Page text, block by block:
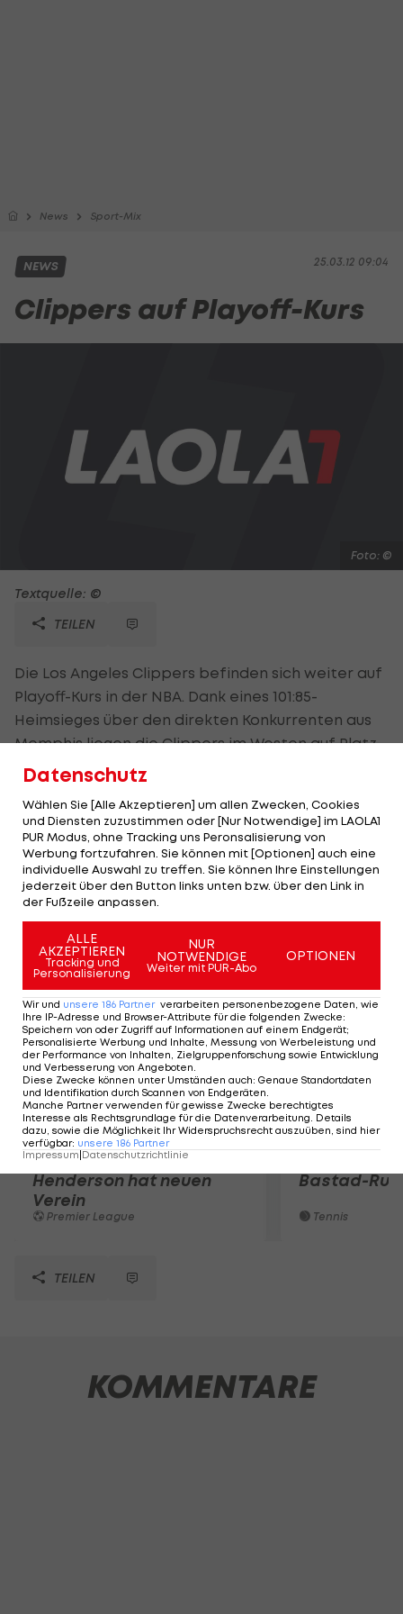
News Sport-Mix
25.03.12 09:04
NEWS
Clippers auf Playoff-Kurs
Foto: ©
Textquelle: ©
TEILEN
Die Los Angeles Clippers befinden sich weiter auf
Playoff-Kurs in der NBA. Dank eines 101:85-
Heimsieges über den direkten Konkurrenten aus
Memphis liegen die Clippers im Westen auf Platz
vier, die Grizzlies rangieren an Position sechs. Die
Hornets zu einem 89:86-Erfolg, Atlanta bezwingt
Washington 95:92. Die Pacers fegen die Bucks in
Milwaukee mit 125:104 vom Parkett. Weiters: Nets-
Bobcats 102:89, Warrios-Kings 111:108.
Mehr zum Thema
Premier-League-
Rückkehr! Jordan
Henderson hat neuen
Verein
Premier League
Sebastian
Bastad-
Tennis
TEILEN
KOMMENTARE
Datenschutz
Wählen Sie [Alle Akzeptieren] um allen Zwecken, Cookies
und Diensten zuzustimmen oder [Nur Notwendige] im LAOLA1
PUR Modus, ohne Tracking uns Peronsalisierung von
Werbung fortzufahren. Sie können mit [Optionen] auch eine
individuelle Auswahl zu treffen. Sie können Ihre Einstellungen
jederzeit über den Button links unten bzw. über den Link in
der Fußzeile anpassen.
ALLE
AKZEPTIEREN
Tracking und
Personalisierung
NUR
NOTWENDIGE
Weiter mit PUR-Abo
OPTIONEN
Wir und unsere 186 Partner verarbeiten personenbezogene Daten, wie
Ihre IP-Adresse und Browser-Attribute für die folgenden Zwecke:
Speichern von oder Zugriff auf Informationen auf einem Endgerät;
Personalisierte Werbung und Inhalte, Messung von Werbeleistung und
der Performance von Inhalten, Zielgruppenforschung sowie Entwicklung
und Verbesserung von Angeboten.
Diese Zwecke können unter Umständen auch: Genaue Standortdaten
und Identifikation durch Scannen von Endgeräten.
Manche Partner verwenden für gewisse Zwecke berechtigtes
Interesse als Rechtsgrundlage für die Datenverarbeitung. Details
dazu, sowie die Möglichkeit Ihr Widerspruchsrecht auszuüben, sind hier
verfügbar: unsere 186 Partner
Impressum Datenschutzrichtlinie